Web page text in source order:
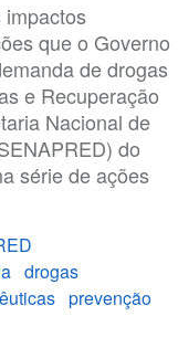
que o Governo
de drogas
e Recuperação
Nacional de
do
série de ações
drogas
prevenção